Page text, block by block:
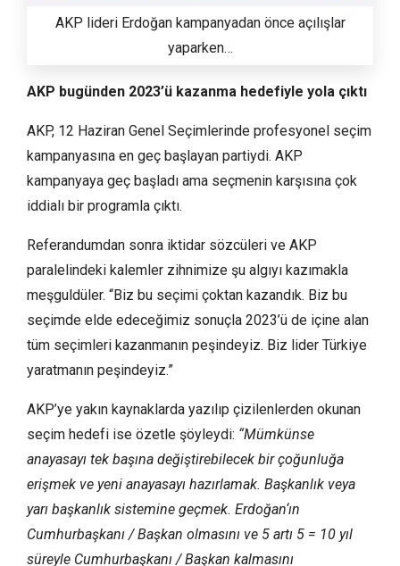
AKP lideri Erdoğan kampanyadan önce açılışlar
yaparken…
AKP bugünden 2023’ü kazanma hedefiyle yola çıktı
AKP, 12 Haziran Genel Seçimlerinde profesyonel seçim
kampanyasına en geç başlayan partiydi. AKP
kampanyaya geç başladı ama seçmenin karşısına çok
iddialı bir programla çıktı.
Referandumdan sonra iktidar sözcüleri ve AKP
paralelindeki kalemler zihnimize şu algıyı kazımakla
meşguldüler. “Biz bu seçimi çoktan kazandık. Biz bu
seçimde elde edeceğimiz sonuçla 2023’ü de içine alan
tüm seçimleri kazanmanın peşindeyiz. Biz lider Türkiye
yaratmanın peşindeyiz.”
AKP’ye yakın kaynaklarda yazılıp çizilenlerden okunan
seçim hedefi ise özetle şöyleydi: “Mümkünse
anayasayı tek başına değiştirebilecek bir çoğunluğa
erişmek ve yeni anayasayı hazırlamak. Başkanlık veya
yarı başkanlık sistemine geçmek. Erdoğan‘ın
Cumhurbaşkanı / Başkan olmasını ve 5 artı 5 = 10 yıl
süreyle Cumhurbaşkanı / Başkan kalmasını